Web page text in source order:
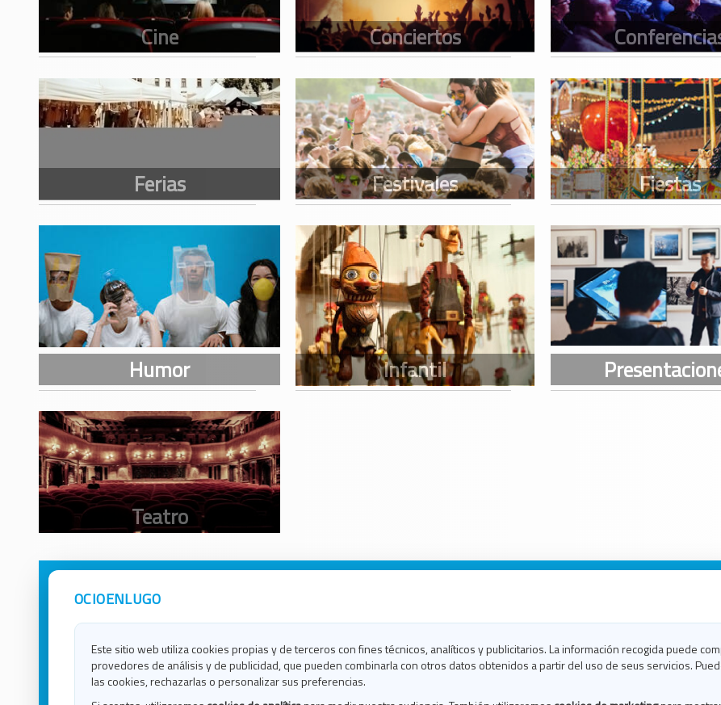
OCIOENLUGO
Este sitio web utiliza cookies propias y de terceros con fines técnicos, analíticos y publicitarios. La información recogida puede
provedores de análisis y de publicidad, que pueden combinarla con otros datos obtenidos a partir del uso de seus servicios.
las cookies, rechazarlas o personalizar sus preferencias.
Avisos Legales
Política de Cookies
Ocio en Lugo
Ocio en Ourense